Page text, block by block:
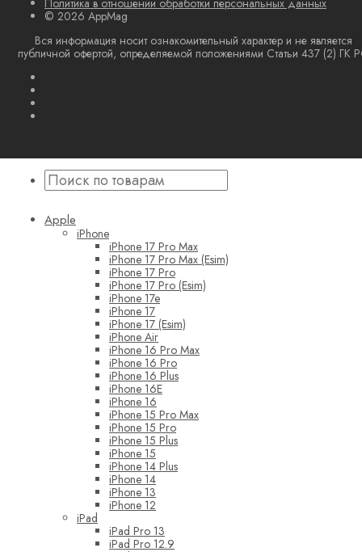
Политика в отношении обработки персональных данных
© 2026 AppMag
Вся информация носит ознакомительный характер и не является
публичной офертой, определяемой положениями Статьи 437 (2) ГК
Apple
iPhone
iPhone 17 Pro Max
iPhone 17 Pro Max (Esim)
iPhone 17 Pro
iPhone 17 Pro (Esim)
iPhone 17e
iPhone 17
iPhone 17 (Esim)
iPhone Air
iPhone 16 Pro Max
iPhone 16 Pro
iPhone 16 Plus
iPhone 16E
iPhone 16
iPhone 15 Pro Max
iPhone 15 Pro
iPhone 15 Plus
iPhone 15
iPhone 14 Plus
iPhone 14
iPhone 13
iPhone 12
iPad
iPad Pro 13
iPad Pro 12.9